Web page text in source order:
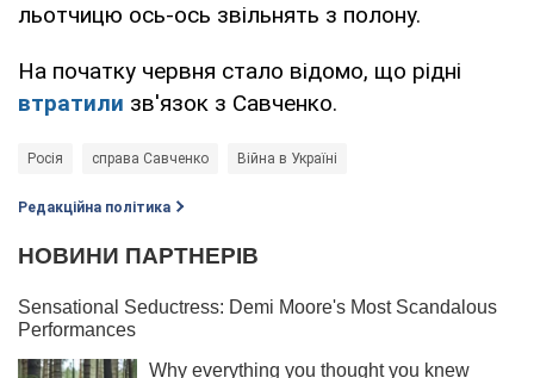
льотчицю ось-ось звільнять з полону.
На початку червня стало відомо, що рідні
втратили зв'язок з Савченко.
Росія справа Савченко Війна в Україні
Редакційна політика